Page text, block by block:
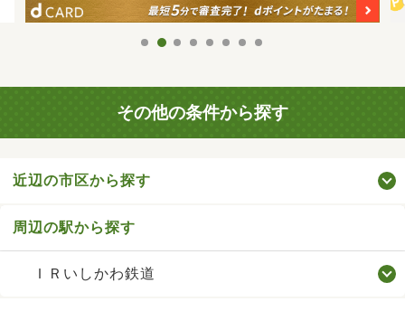
その他の条件から探す
近辺の市区から探す
周辺の駅から探す
ＩＲいしかわ鉄道